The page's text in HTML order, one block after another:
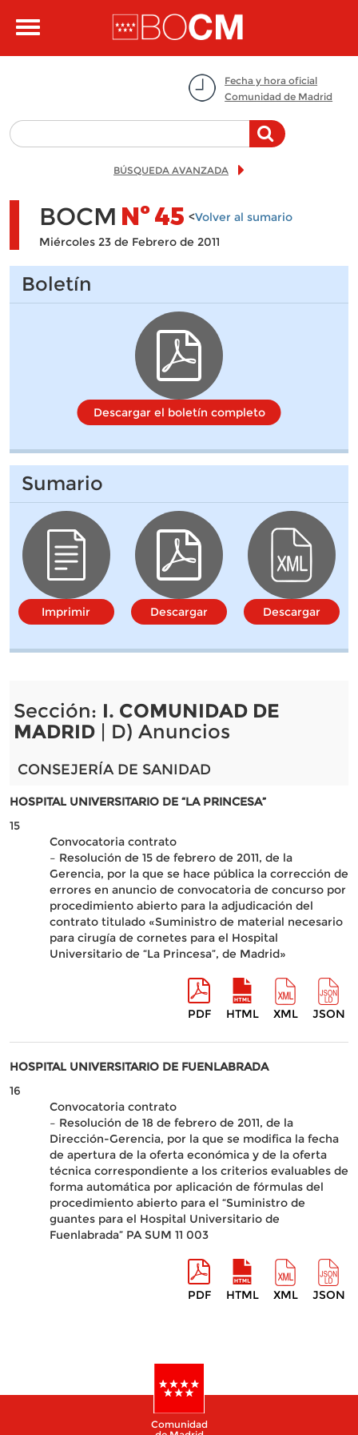
Toggle
Fecha y hora oficial
Comunidad de Madrid
BÚSQUEDA AVANZADA
BOCM Nº45 <Volver al sumario
Miércoles 23 de Febrero de 2011
Boletín
Descargar el boletín completo
Sumario
Imprimir Descargar Descargar
Sección: I. COMUNIDAD DE
MADRID| D) Anuncios
CONSEJERÍA DE SANIDAD
HOSPITAL UNIVERSITARIO DE “LA PRINCESA”
15
Convocatoria contrato
– Resolución de 15 de febrero de 2011, de la
Gerencia, por la que se hace pública la corrección de
errores en anuncio de convocatoria de concurso por
procedimiento abierto para la adjudicación del
contrato titulado «Suministro de material necesario
para cirugía de cornetes para el Hospital
Universitario de “La Princesa”, de Madrid»
PDF HTML XML JSON
HOSPITAL UNIVERSITARIO DE FUENLABRADA
16
Convocatoria contrato
– Resolución de 18 de febrero de 2011, de la
Dirección-Gerencia, por la que se modifica la fecha
de apertura de la oferta económica y de la oferta
técnica correspondiente a los criterios evaluables de
forma automática por aplicación de fórmulas del
procedimiento abierto para el “Suministro de
guantes para el Hospital Universitario de
Fuenlabrada” PA SUM 11 003
PDF HTML XML JSON
Comunidad